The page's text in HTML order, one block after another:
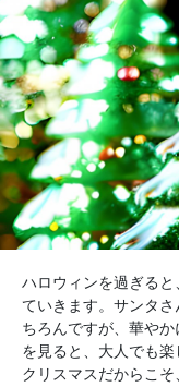
ハロウィンを過ぎる
ていきます。サンタ
ちろんですが、華や
を見ると、大人でも
クリスマスだからこ